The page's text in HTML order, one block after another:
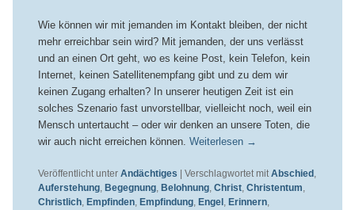
Wie können wir mit jemanden im Kontakt bleiben, der nicht
mehr erreichbar sein wird? Mit jemanden, der uns verlässt
und an einen Ort geht, wo es keine Post, kein Telefon, kein
Internet, keinen Satellitenempfang gibt und zu dem wir
keinen Zugang erhalten? In unserer heutigen Zeit ist ein
solches Szenario fast unvorstellbar, vielleicht noch, weil ein
Mensch untertaucht – oder wir denken an unsere Toten, die
wir auch nicht erreichen können. Weiterlesen →
Veröffentlicht unter Andächtiges Verschlagwortet mit Abschied ,
Auferstehung, Begegnung, Belohnung, Christ, Christentum,
Christlich, Empfinden, Empfindung, Engel , Erinnern,